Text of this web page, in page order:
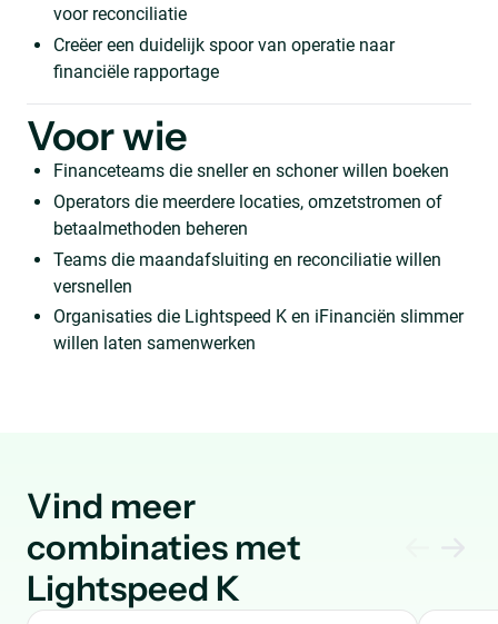
voor reconciliatie
Creëer een duidelijk spoor van operatie naar
financiële rapportage
Voor wie
Financeteams die sneller en schoner willen boeken
Operators die meerdere locaties, omzetstromen of
betaalmethoden beheren
Teams die maandafsluiting en reconciliatie willen
versnellen
Organisaties die Lightspeed K en iFinanciën slimmer
willen laten samenwerken
Vind meer
combinaties met
Lightspeed K